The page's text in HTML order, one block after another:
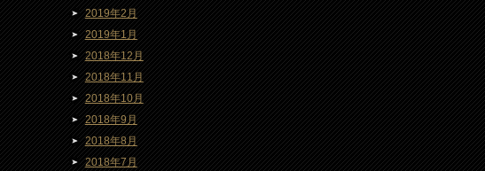
2019年2月
2019年1月
2018年12月
2018年11月
2018年10月
2018年9月
2018年8月
2018年7月